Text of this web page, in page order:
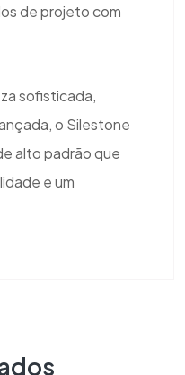
de projeto com
sofisticada,
o Silestone
alto padrão que
e um